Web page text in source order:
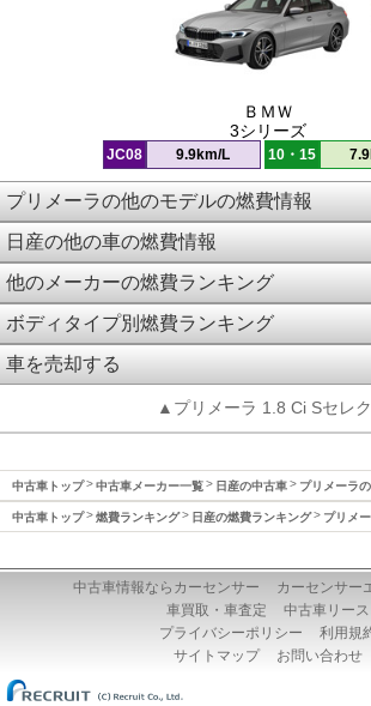
ＢＭＷ
3シリーズ
JC08 9.9km/L 10・15
プリメーラの他のモデルの燃費情報
日産の他の車の燃費情報
他のメーカーの燃費ランキング
ボディタイプ別燃費ランキング
車を売却する
▲プリメーラ 1.8 Ci Sセレ
中古車トップ 中古車メーカー一覧 日産の中古車 プリメーラ
中古車トップ 燃費ランキング 日産の燃費ランキング プリメ
中古車情報ならカーセンサー
カーセンサー
車買取・車査定
中古車リース
プライバシーポリシー
利用規
サイトマップ
お問い合わせ